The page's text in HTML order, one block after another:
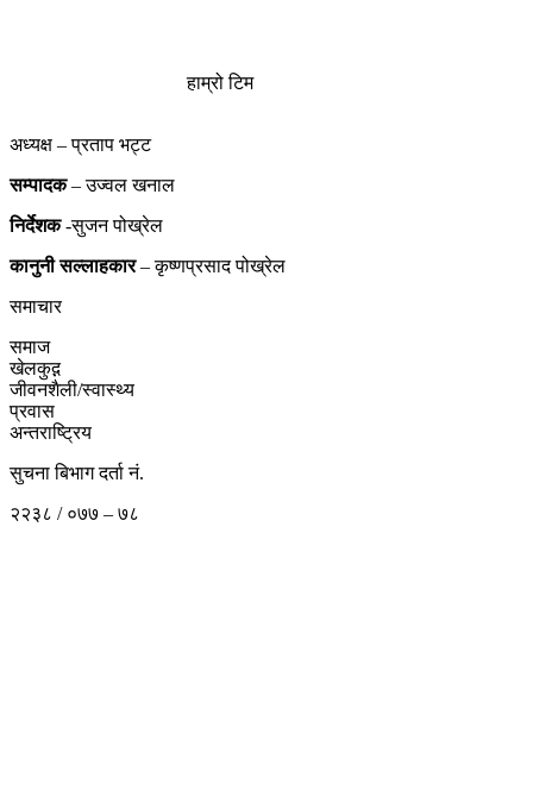
हाम्रो टिम
अध्यक्ष – प्रताप भट्ट
सम्पादक– उज्वल खनाल
निर्देशक-सुजन पोख्रेल
कानुनी सल्लाहकार– कृष्णप्रसाद पोख्रेल
समाचार
समाज
खेलकुद़़
जीवनशैली/स्वास्थ्य
प्रवास
अन्तराष्ट्रिय
सुचना बिभाग दर्ता नं.
२२३८ / ०७७ – ७८